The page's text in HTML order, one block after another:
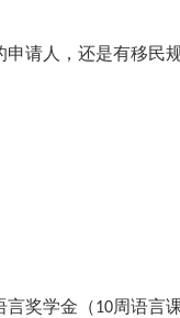
申请人，还是有移民
言奖学金（10周语言